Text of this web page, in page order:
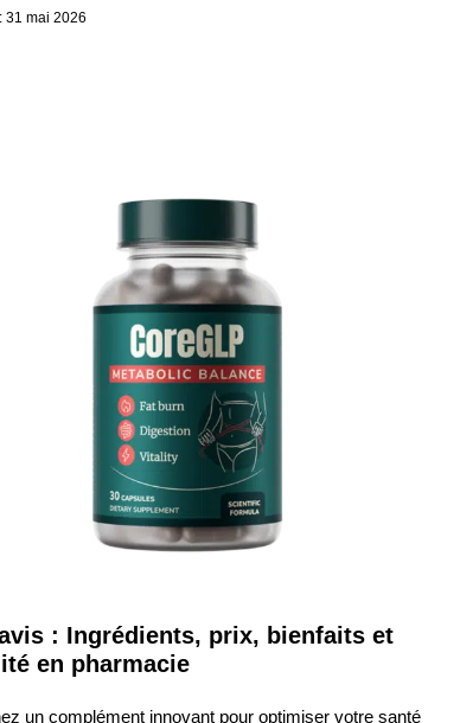
31 mai 2026
: Ingrédients, prix, bienfaits et
en pharmacie
un complément innovant pour optimiser votre santé